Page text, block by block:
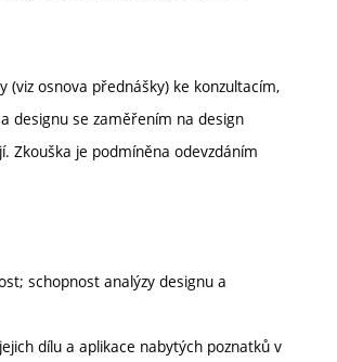
osnova přednášky) ke konzultacím,
designu se zaměřením na design
Zkouška je podmíněna odevzdáním
schopnost analýzy designu a
dílu a aplikace nabytých poznatků v